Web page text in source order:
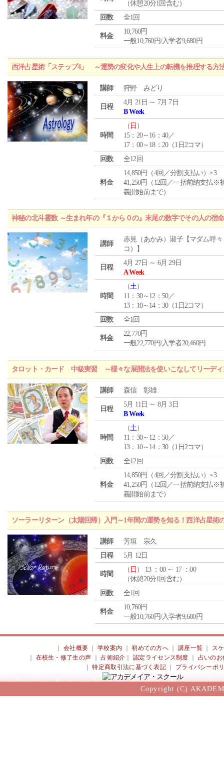
（休憩20分1回含む）
回数
全1回
料金
10,760円
一般10,760円/入学者9,680円
西洋占星術「ステップ4」 ～運勢の変化や人生上の転機を推理する方
講師 狩野 みどり
日程
4月 21日 ～ 7月 7日
B Week
時間
（ 日 ）
15：20～16：40／
17：00～18：20（1日2コマ）
回数
全12回
料金
14,850円（4回／分割支払い）×3
41,250円（12回／一括前納支払※
義開始前まで）
神秘の北斗霊数 ～生まれ年の『１から０の』末尾の数字でその人の宿
講師
赤見（あかみ）淑子【マダム呼々
コ）】
日程
4月 27日 ～ 6月 29日
A Week
時間
（土）
11：30～12：50／
13：10～14：30（1日2コマ）
回数
全1回
料金
22,770円
一般22,770円/入学者20,460円
タロット・カード 中級実習 ～様々な展開法を使いこなしてリーディ
講師 森信 彰雄
日程
5月 11日 ～ 8月 3日
B Week
時間
（土）
11：30～12：50／
13：10～14：30（1日2コマ）
回数
全12回
料金
14,850円（4回／分割支払い）×3
41,250円（12回／一括前納支払※
義開始前まで）
ソーラーリターン（太陽回帰）入門～1年間の運勢を知る！西洋占星術
講師
芳垣 宗久
日程
5月 12日
時間
（ 日 ） 13 ：00 ～ 17 ：00
（休憩20分1回含む）
回数
全1回
料金
10,760円
一般10,760円/入学者9,680円
会社概要 ｜学校案内 ｜初めての方へ 講座一覧
ス
在校生・修了生の声 ｜占術紹介 ｜認定ライセンス制度
占いのお
｜特定商取引法に基づく表記 プライバシーポ
Copyright (C)